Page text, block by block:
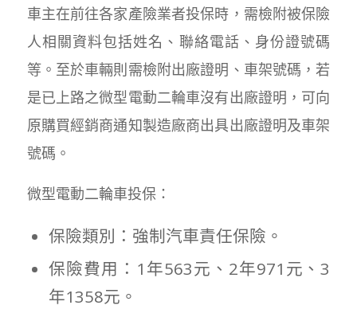
車主在前往各家產險業者投保時，需檢附被保險
人相關資料包括姓名、聯絡電話、身份證號碼
等。至於車輛則需檢附出廠證明、車架號碼，若
是已上路之微型電動二輪車沒有出廠證明，可向
原購買經銷商通知製造廠商出具出廠證明及車架
號碼。
微型電動二輪車投保：
保險類別：強制汽車責任保險。
保險費用：1年563元、2年971元、3
年1358元。